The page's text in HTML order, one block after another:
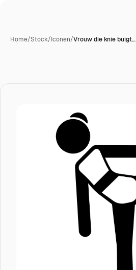
Home/Stock/Iconen/Vrouw die knie buigt…